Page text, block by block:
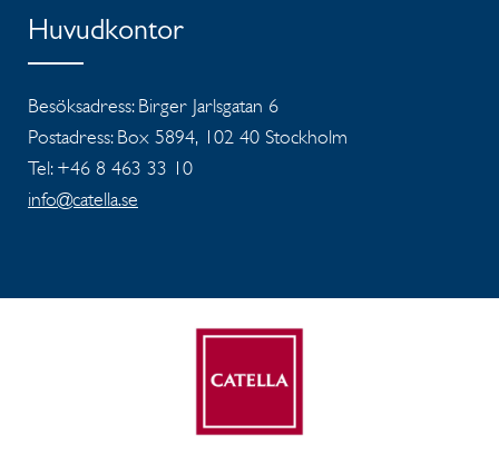
Huvudkontor
Besöksadress: Birger Jarlsgatan 6
Postadress: Box 5894, 102 40 Stockholm
Tel: +46 8 463 33 10
info@catella.se